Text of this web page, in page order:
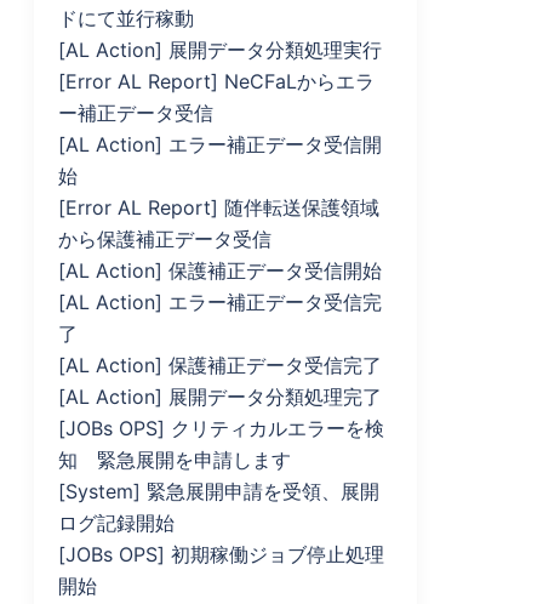
ドにて並行稼動
[AL Action] 展開データ分類処理実行
[Error AL Report] NeCFaLからエラ
ー補正データ受信
[AL Action] エラー補正データ受信開
始
[Error AL Report] 随伴転送保護領域
から保護補正データ受信
[AL Action] 保護補正データ受信開始
[AL Action] エラー補正データ受信完
了
[AL Action] 保護補正データ受信完了
[AL Action] 展開データ分類処理完了
[JOBs OPS] クリティカルエラーを検
知 緊急展開を申請します
[System] 緊急展開申請を受領、展開
ログ記録開始
[JOBs OPS] 初期稼働ジョブ停止処理
開始